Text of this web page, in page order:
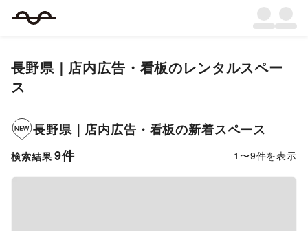
長野県｜ 店内広告・看板のレンタルスペー
ス
長野県｜ 店内広告・看板の新着スペース
検索結果 9件 1 〜9件を表示